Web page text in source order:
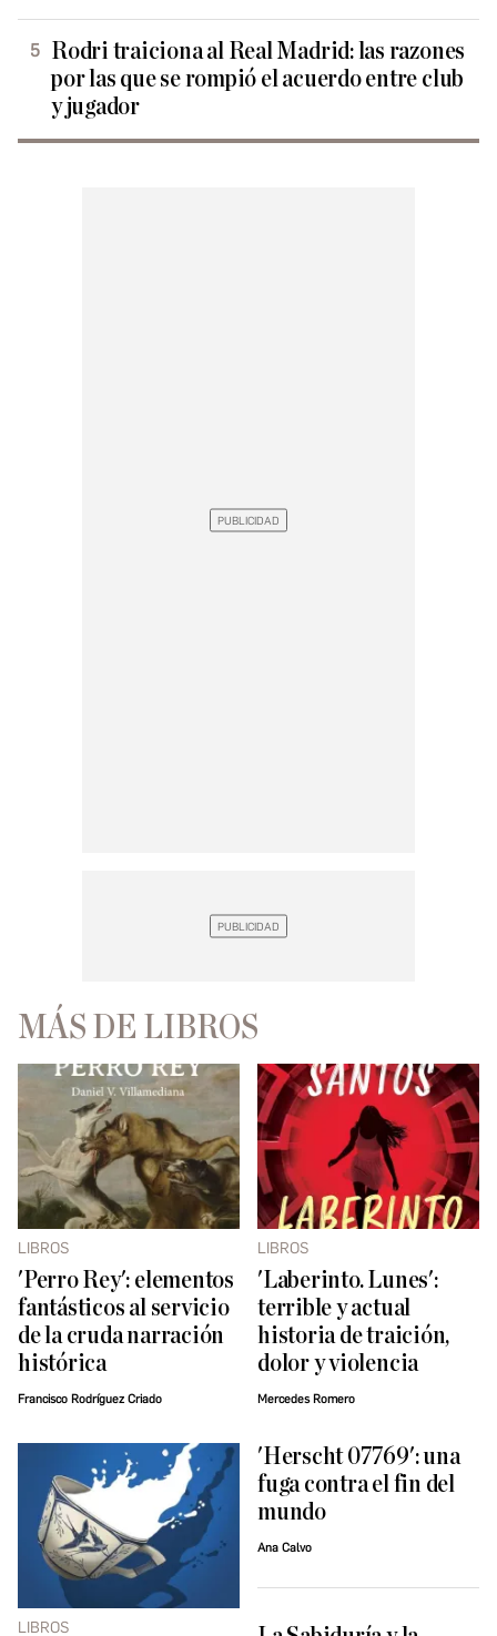
Rodri traiciona al Real Madrid: las razones
por las que se rompió el acuerdo entre club
y jugador
MÁS DE LIBROS
LIBROS
'Perro Rey': elementos
fantásticos al servicio
de la cruda narración
histórica
Francisco Rodríguez Criado
LIBROS
'Laberinto. Lunes':
terrible y actual
historia de traición,
dolor y violencia
Mercedes Romero
LIBROS
'Herscht 07769': una
fuga contra el fin del
mundo
Ana Calvo